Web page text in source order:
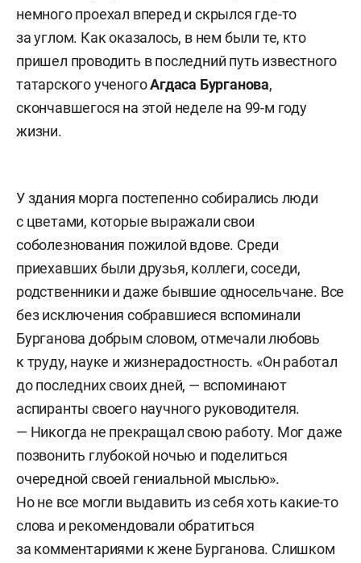
немного проехал вперед и скрылся где-то
за углом. Как оказалось, в нем были те, кто
пришел проводить в последний путь известного
татарского ученогоАгдаса Бурганова,
скончавшегося на этой неделе на 99-м году
жизни.
У здания морга постепенно собирались люди
с цветами, которые выражали свои
соболезнования пожилой вдове. Среди
приехавших были друзья, коллеги, соседи,
родственники и даже бывшие односельчане. Все
без исключения собравшиеся вспоминали
Бурганова добрым словом, отмечали любовь
к труду, науке и жизнерадостность. «Он работал
до последних своих дней, — вспоминают
аспиранты своего научного руководителя.
— Никогда не прекращал свою работу. Мог даже
позвонить глубокой ночью и поделиться
очередной своей гениальной мыслью».
Но не все могли выдавить из себя хоть какие-то
слова и рекомендовали обратиться
за комментариями к жене Бурганова. Слишком